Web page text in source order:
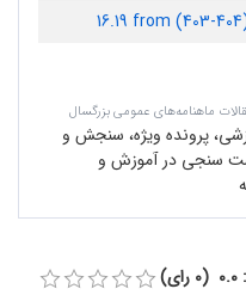
16.19 from (403-
ماهنامه‌های عمومی بزرگسال
پرونده ویژه، سنجش و
سنجی در آموزش و